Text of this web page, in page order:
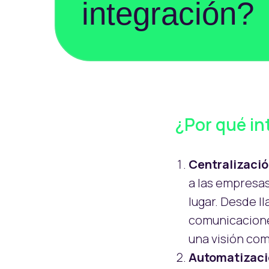
integración?
¿Por qué
a las
lugar. Desde
una visión